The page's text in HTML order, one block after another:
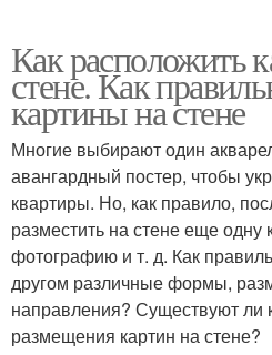
Как расположить
стене. Как
картины на стене
Многие выбирают один
авангардный постер, чтобы
квартиры. Но, как правило,
разместить на стене еще одну
фотографию и т. д. Как
другом различные формы,
направления? Существуют ли
размещения картин на стене?